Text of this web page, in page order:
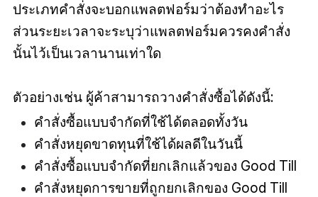
ประเภทคำสั่งจะบอกแพลตฟอร์มว่าต้องทำอะไร
ส่วนระยะเวลาจะระบุว่าแพลตฟอร์มควรคงคำสั่ง
นั้นไว้เป็นเวลานานเท่าใด
ตัวอย่างเช่น ผู้ค้าสามารถวางคำสั่งซื้อได้ดังนี้:
คำสั่งซื้อแบบจำกัดที่ใช้ได้ตลอดทั้งวัน
คำสั่งหยุดขาดทุนที่ใช้ได้ผลดีในวันนี้
คำสั่งซื้อแบบจำกัดที่ยกเลิกแล้วของ Good Till
คำสั่งหยุดการขายที่ถูกยกเลิกของ Good Till